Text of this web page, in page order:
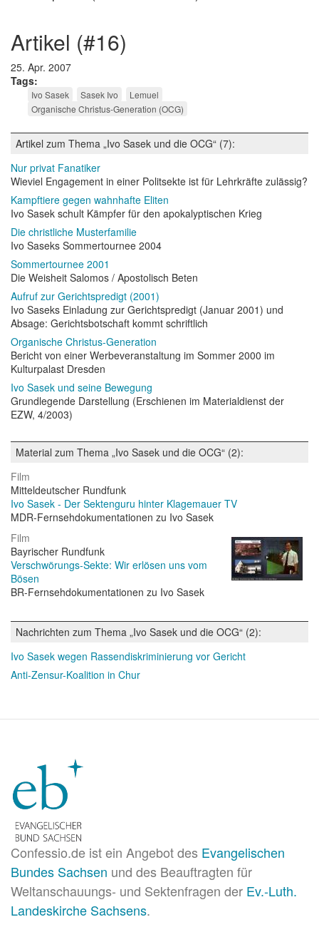
artikel (#16)
25. Apr. 2007
Tags
Ivo Sasek Sasek Ivo
Lemuel
Organische Christus-Generation (OCG)
Artikel zum Thema „Ivo Sasek und die OCG“ (7):
Nur privat Fanatiker
Wieviel Engagement in einer Politsekte ist für Lehrkräfte zulässig?
Kampftiere gegen wahnhafte Eliten
Ivo Sasek schult Kämpfer für den apokalyptischen Krieg
Die christliche Musterfamilie
Ivo Saseks Sommertournee 2004
Sommertournee 2001
Die Weisheit Salomos / Apostolisch Beten
Aufruf zur Gerichtspredigt (2001)
Ivo Saseks Einladung zur Gerichtspredigt (Januar 2001) und
Absage: Gerichtsbotschaft kommt schriftlich
Organische Christus-Generation
Bericht von einer Werbeveranstaltung im Sommer 2000 im
Kulturpalast Dresden
Ivo Sasek und seine Bewegung
Grundlegende Darstellung (Erschienen im Materialdienst der
EZW, 4/2003)
Material zum Thema „Ivo Sasek und die OCG“ (2):
Film
Mitteldeutscher Rundfunk
Ivo Sasek - Der Sektenguru hinter Klagemauer TV
MDR-Fernsehdokumentationen zu Ivo Sasek
Film
Bayrischer Rundfunk
Verschwörungs-Sekte: Wir erlösen uns vom
Bösen
BR-Fernsehdokumentationen zu Ivo Sasek
Nachrichten zum Thema „Ivo Sasek und die OCG“ (2):
Ivo Sasek wegen Rassendiskriminierung vor Gericht
Anti-Zensur-Koalition in Chur
Confessio.de ist ein Angebot des Evangelischen
Bundes Sachsen und des Beauftragten für
Weltanschauungs- und Sektenfragen der Ev.-Luth.
Landeskirche Sachsens.